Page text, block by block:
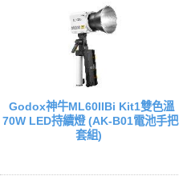
Godox神牛ML60IIBi Kit1雙色溫
70W LED持續燈 (AK-B01電池手把
套組)